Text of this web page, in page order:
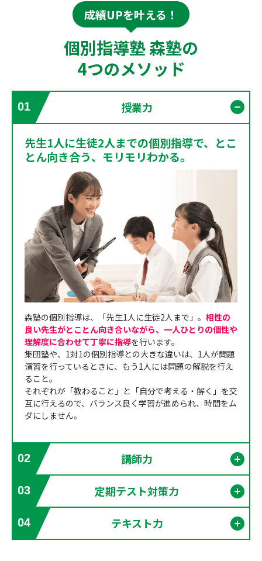
成績UPを叶える！
個別指導塾 森塾の
4つのメソッド
01 授業力
先生1人に生徒2人までの個別指導で、とこ
とん向き合う、モリモリわかる。
森塾の個別指導は、「先生1人に生徒2人まで」。 相性の
良い先生がとことん向き合いながら、一人ひとりの個性や
理解度に合わせて丁寧に指導を行います。
集団塾や、1対1の個別指導との大きな違いは、1人が問題
演習を行っているときに、もう1人には問題の解説を行え
ること。
それぞれが「教わること」と「自分で考える・解く」を交
互に行えるので、バランス良く学習が進められ、時間をム
ダにしません。
02 講師力
03 定期テスト対策力
04 テキスト力